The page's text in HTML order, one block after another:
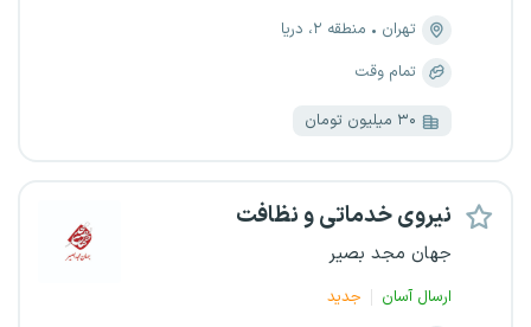
تهران
منطقه ۲، دریا
تمام وقت
۳۰ میلیون تومان
نیروی خدماتی و نظافت
جهان مجد بصیر
ارسال آسان
جدید